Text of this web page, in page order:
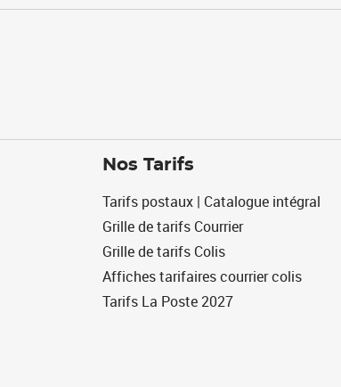
Nos Tarifs
Tarifs postaux | Catalogue intégral
Grille de tarifs Courrier
Grille de tarifs Colis
Affiches tarifaires courrier colis
Tarifs La Poste 2027